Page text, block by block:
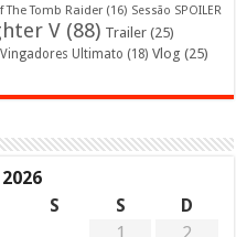
The Tomb Raider (16) Sessão SPOILER
V (88) Trailer (25)
Vingadores Ultimato (18) Vlog (25)
S S
D